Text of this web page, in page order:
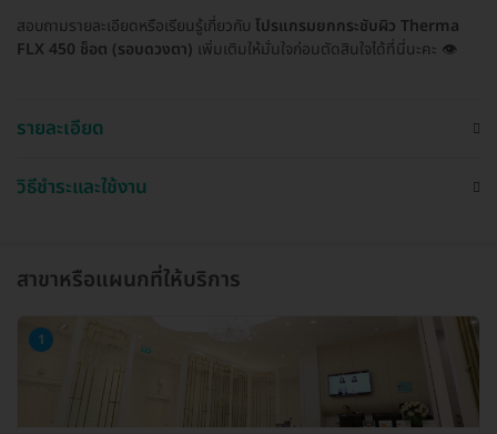
สอบถามรายละเอียดหรือเรียนรู้เกี่ยวกับ โปรแกรมยกกระชับผิว Therma
FLX 450 ช็อต (รอบดวงตา) เพิ่มเติมให้มั่นใจก่อนตัดสินใจได้ที่นี่นะคะ 👁️
รายละเอียด
วิธีชำระและใช้งาน
สาขาหรือแผนกที่ให้บริการ
1